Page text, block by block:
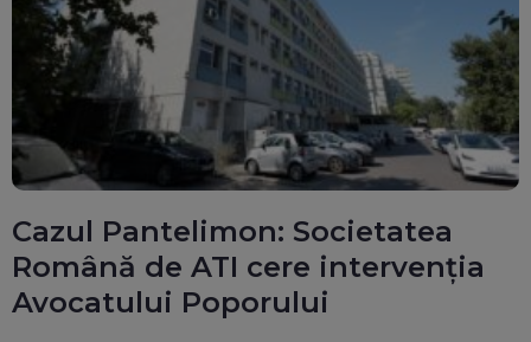
Cazul Pantelimon: Societatea
Română de ATI cere intervenția
Avocatului Poporului